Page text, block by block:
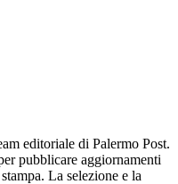
editoriale di Palermo Post.
pubblicare aggiornamenti
La selezione e la